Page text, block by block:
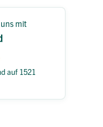
mit
auf 1521